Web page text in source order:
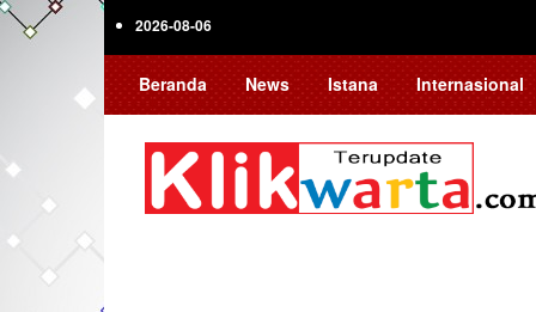
Skip
2026-08-06
Beranda News Istana Internasional